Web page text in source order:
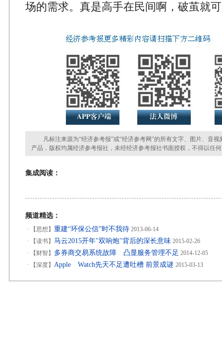
场的需求。真是高手在民间啊，破茧就
凡标注来源为“经济参考报”或“经济参考网”的所有文字、图片、音视
产品，版权均属经济参考报社，未经经济参考报社书面授权，不得以任
集成阅读：
频道精选：
· 【思想】 重建“环保公信”时不我待 2013-06-14
·
【读书】 马云2015开年"双响炮"背后的深长意味 2015-02-26
·
【财智】 多券商交易系统故障 凸显服务管理不足 2014-12-05
·
【深度】 Apple Watch先天不足遭吐槽 前景成谜 2015-03-13